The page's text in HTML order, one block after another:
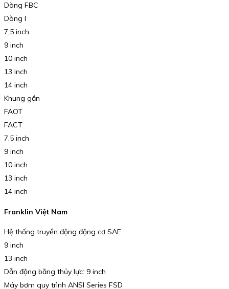
Dòng FBC
Dòng I
7,5 inch
9 inch
10 inch
13 inch
14 inch
Khung gắn
FAOT
FACT
7,5 inch
9 inch
10 inch
13 inch
14 inch
Franklin Việt Nam
Hệ thống truyền động động cơ SAE
9 inch
13 inch
Dẫn động bằng thủy lực: 9 inch
Máy bơm quy trình ANSI Series FSD